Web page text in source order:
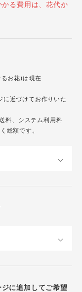
る費用は、花代か
お花)は現在
に近づけてお作りいた
料、システム利用料
総額です。
に追加してご希望